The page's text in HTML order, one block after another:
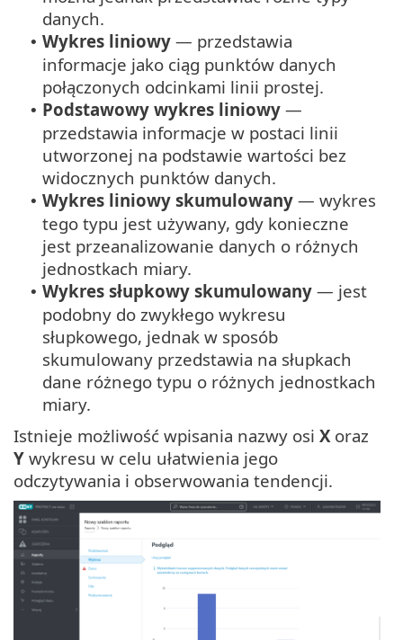
danych.
• Wykres liniowy — przedstawia
informacje jako ciąg punktów danych
połączonych odcinkami linii prostej.
• Podstawowy wykres liniowy —
przedstawia informacje w postaci linii
utworzonej na podstawie wartości bez
widocznych punktów danych.
• Wykres liniowy skumulowany — wykres
tego typu jest używany, gdy konieczne
jest przeanalizowanie danych o różnych
jednostkach miary.
• Wykres słupkowy skumulowany — jest
podobny do zwykłego wykresu
słupkowego, jednak w sposób
skumulowany przedstawia na słupkach
dane różnego typu o różnych jednostkach
miary.
Istnieje możliwość wpisania nazwy osi Xoraz
Y wykresu w celu ułatwienia jego
odczytywania i obserwowania tendencji.